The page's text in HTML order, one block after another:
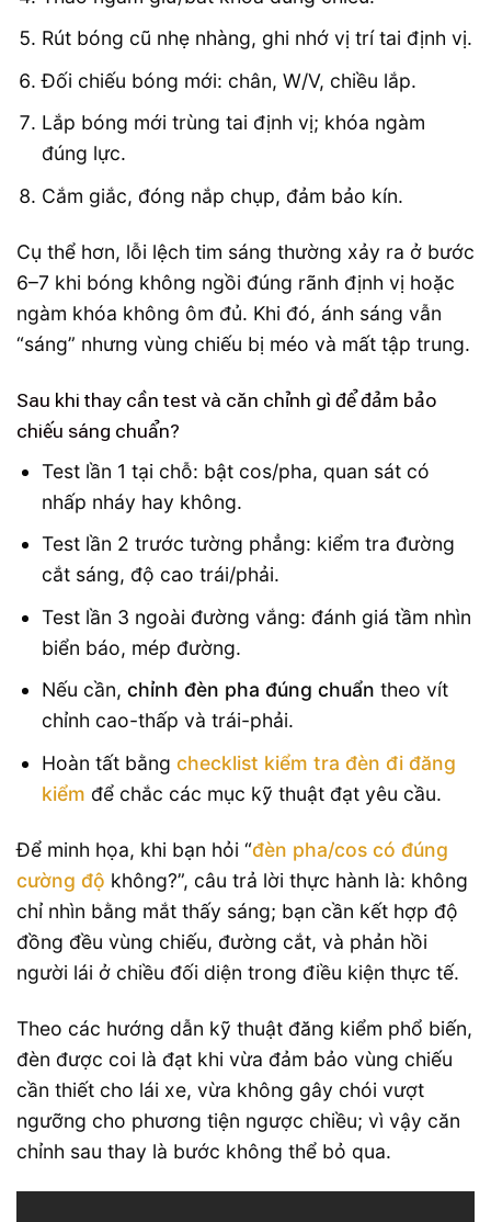
Rút bóng cũ nhẹ nhàng, ghi nhớ vị trí tai định vị.
Đối chiếu bóng mới: chân, W/V, chiều lắp.
Lắp bóng mới trùng tai định vị; khóa ngàm
đúng lực.
Cắm giắc, đóng nắp chụp, đảm bảo kín.
Cụ thể hơn, lỗi lệch tim sáng thường xảy ra ở bước
6–7 khi bóng không ngồi đúng rãnh định vị hoặc
ngàm khóa không ôm đủ. Khi đó, ánh sáng vẫn
“sáng” nhưng vùng chiếu bị méo và mất tập trung.
Sau khi thay cần test và căn chỉnh gì để đảm bảo
chiếu sáng chuẩn?
Test lần 1 tại chỗ: bật cos/pha, quan sát có
nhấp nháy hay không.
Test lần 2 trước tường phẳng: kiểm tra đường
cắt sáng, độ cao trái/phải.
Test lần 3 ngoài đường vắng: đánh giá tầm nhìn
biển báo, mép đường.
Nếu cần, chỉnh đèn pha đúng chuẩn theo vít
chỉnh cao-thấp và trái-phải.
Hoàn tất bằng checklist kiểm tra đèn đi đăng
kiểm để chắc các mục kỹ thuật đạt yêu cầu.
Để minh họa, khi bạn hỏi “đèn pha/cos có đúng
cường độ không?”, câu trả lời thực hành là: không
chỉ nhìn bằng mắt thấy sáng; bạn cần kết hợp độ
đồng đều vùng chiếu, đường cắt, và phản hồi
người lái ở chiều đối diện trong điều kiện thực tế.
Theo các hướng dẫn kỹ thuật đăng kiểm phổ biến,
đèn được coi là đạt khi vừa đảm bảo vùng chiếu
cần thiết cho lái xe, vừa không gây chói vượt
ngưỡng cho phương tiện ngược chiều; vì vậy căn
chỉnh sau thay là bước không thể bỏ qua.